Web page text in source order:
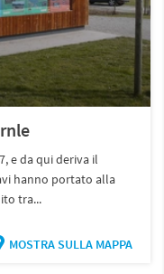
e da qui deriva il
hanno portato alla
tra...
MOSTRA SULLA MAPPA